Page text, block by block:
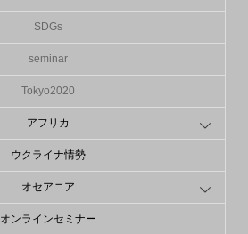
SDGs
seminar
Tokyo2020
アフリカ
ウクライナ情勢
オセアニア
オンラインセミナー